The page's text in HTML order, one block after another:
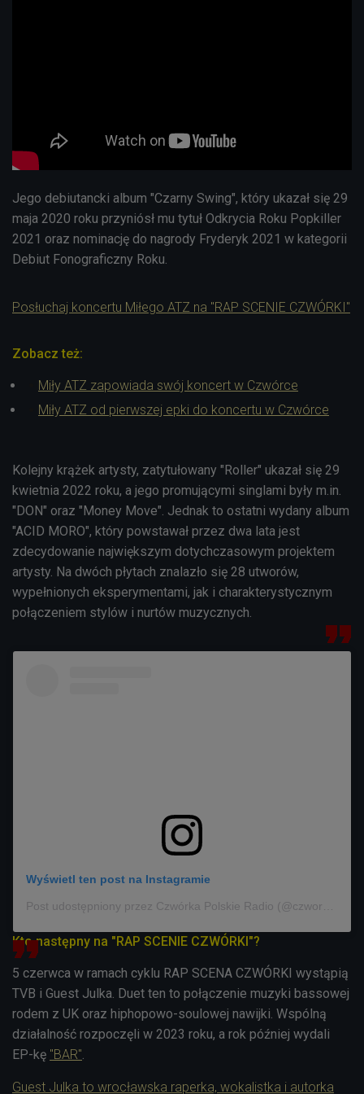
Jego debiutancki album "Czarny Swing", który ukazał się 29
maja 2020 roku przyniósł mu tytuł Odkrycia Roku Popkiller
2021 oraz nominację do nagrody Fryderyk 2021 w kategorii
Debiut Fonograficzny Roku.
Posłuchaj koncertu Miłego ATZ na "RAP SCENIE CZWÓRKI"
Zobacz też:
Miły ATZ zapowiada swój koncert w Czwórce
Miły ATZ od pierwszej epki do koncertu w Czwórce
Kolejny krążek artysty, zatytułowany "Roller" ukazał się 29
kwietnia 2022 roku, a jego promującymi singlami były m.in.
"DON" oraz "Money Move". Jednak to ostatni wydany album
"ACID MORO", który powstawał przez dwa lata jest
zdecydowanie największym dotychczasowym projektem
artysty. Na dwóch płytach znalazło się 28 utworów,
wypełnionych eksperymentami, jak i charakterystycznym
połączeniem stylów i nurtów muzycznych.
Wyświetl ten post na Instagramie
Post udostępniony przez Czwórka Polskie Radio (@czworka_polskieradio)
Kto następny na "RAP SCENIE CZWÓRKI"?
5 czerwca w ramach cyklu RAP SCENA CZWÓRKI wystąpią
TVB i Guest Julka. Duet ten to połączenie muzyki bassowej
rodem z UK oraz hiphopowo-soulowej nawijki. Wspólną
działalność rozpoczęli w 2023 roku, a rok później wydali
EP-kę "BAR".
Guest Julka to wrocławska raperka, wokalistka i autorka